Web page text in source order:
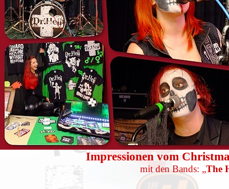
Impressionen vom
mit den Bands: „The